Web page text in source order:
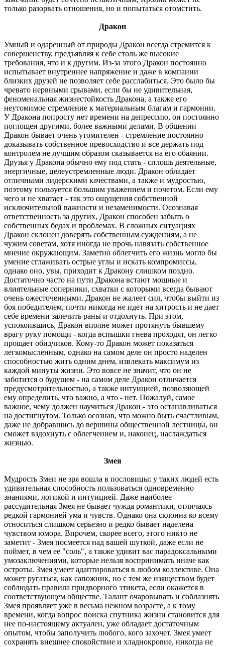
только разорвать отношения, но и попытаться отомстить.
Дракон
Умный и одаренный от природы Дракон всегда стремится к
совершенству, предъявляя к себе столь же высокие
требования, что и к другим. Из-за этого Дракон постоянно
испытывает внутреннее напряжение и даже в компании
близких друзей не позволяет себе расслабиться. Это было бы
чревато нервными срывами, если бы не удивительная,
феноменальная жизнестойкость Дракона, а также его
неутомимое стремление к материальным благам и гармонии.
У Дракона попросту нет времени на депрессию, он постоянно
поглощен другими, более важными делами. В общении
Дракон бывает очень утомителен - стремление постоянно
доказывать собственное превосходство и все держать под
контролем не лучшим образом сказывается на его обаянии.
Друзья у Дракона обычно ему под стать - сплошь деятельные,
энергичные, целеустремленные люди. Дракон обладает
отличными лидерскими качествами, а также и мудростью,
поэтому пользуется большим уважением и почетом. Если ему
чего и не хватает - так это ощущения собственной
исключительной важности и незаменимости. Осознавая
ответственность за других, Дракон способен забыть о
собственных бедах и проблемах. В сложных ситуациях
Дракон склонен доверять собственным суждениям, а не
чужим советам, хотя иногда не прочь навязать собственное
мнение окружающим. Заметно облегчить его жизнь могло бы
умение сглаживать острые углы и искать компромиссы,
однако оно, увы, приходит к Дракону слишком поздно.
Достаточно часто на пути Дракона встают мощные и
влиятельные соперники, схватки с которыми всегда бывают
очень ожесточенными. Дракон не жалеет сил, чтобы выйти из
боя победителем, почти никогда не идет на хитрость и не дает
себе времени залечить раны и отдохнуть. При этом,
успокоившись, Дракон вполне может протянуть бывшему
врагу руку помощи - когда вспышки гнева проходят, он легко
прощает обидчиков. Кому-то Дракон может показаться
легкомысленным, однако на самом деле он просто наделен
способностью жить одним днем, извлекать максимум из
каждой минуты жизни. Это вовсе не значит, что он не
заботится о будущем - на самом деле Дракон отличается
предусмотрительностью, а также интуицией, позволяющей
ему определить, что важно, а что - нет. Пожалуй, самое
важное, чему должен научиться Дракон - это останавливаться
на достигнутом. Только осознав, что можно быть счастливым,
даже не добравшись до вершины общественной лестницы, он
сможет вздохнуть с облегчением и, наконец, наслаждаться
жизнью.
Змея
Мудрость Змеи не зря вошла в пословицы: у таких людей есть
удивительная способность пользоваться одновременно
знаниями, логикой и интуицией. Даже наиболее
рассудительная Змея не бывает чужда романтики, отличаясь
редкой гармонией ума и чувств. Однако она склонна ко всему
относиться слишком серьезно и редко бывает наделена
чувством юмора. Впрочем, скорее всего, этого никто не
заметит - Змея посмеется над вашей шуткой, даже если не
поймет, в чем ее "соль", а также удивит вас парадоксальными
умозаключениями, которые нельзя воспринимать иначе как
остроты. Змея умеет адаптироваться в любом коллективе. Она
может ругаться, как сапожник, но с тем же изяществом будет
соблюдать правила придворного этикета, если окажется в
соответствующем обществе. Талант очаровывать и соблазнять
Змея проявляет уже в весьма нежном возрасте, а к тому
времени, когда вопрос поиска спутника жизни становится для
нее по-настоящему актуален, уже обладает достаточным
опытом, чтобы заполучить любого, кого захочет. Змея умеет
сохранять внешнее спокойствие и хладнокровие, никогда не